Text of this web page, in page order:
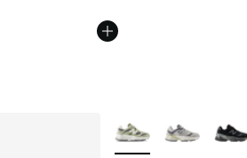
Plus de couleurs